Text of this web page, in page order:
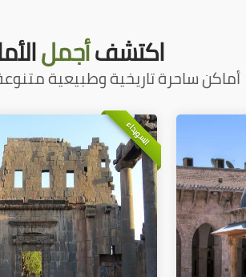
اكتشفأجمل
أماكن ساحرة تاريخية وطبيعية
السويداء